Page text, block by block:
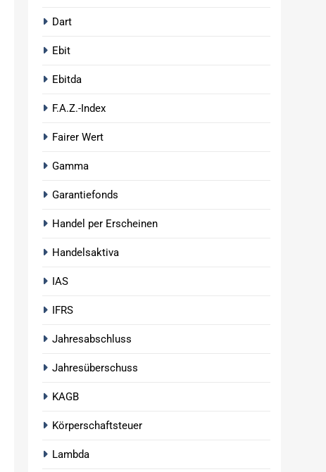
Dart
Ebit
Ebitda
F.A.Z.-Index
Fairer Wert
Gamma
Garantiefonds
Handel per Erscheinen
Handelsaktiva
IAS
IFRS
Jahresabschluss
Jahresüberschuss
KAGB
Körperschaftsteuer
Lambda